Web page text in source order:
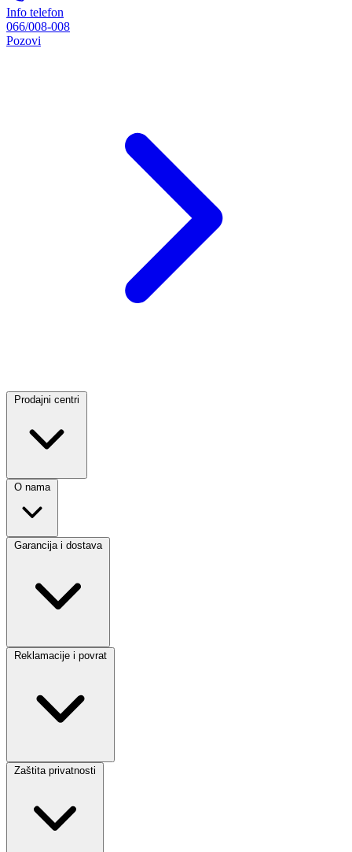
Info telefon
066/008-008
Pozovi
Prodajni centri
O nama
Garancija i dostava
Reklamacije i povrat
Zaštita privatnosti